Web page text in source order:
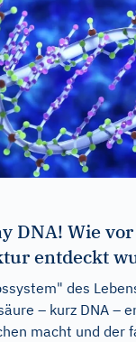
DNA! Wie
entdeckt
des
– kurz DNA –
macht und der